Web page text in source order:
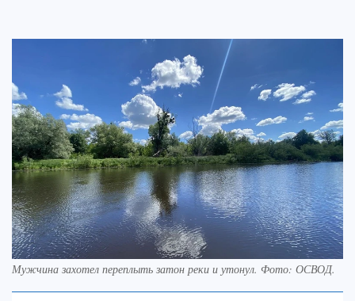
Мужчина захотел переплыть затон реки и утонул. Фото: ОСВОД.